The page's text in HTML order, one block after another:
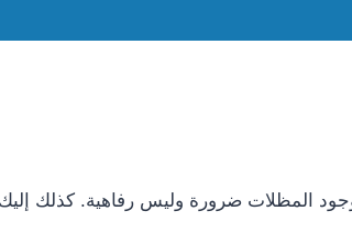
المظلات ضرورة وليس رفاهية. كذلك إليك